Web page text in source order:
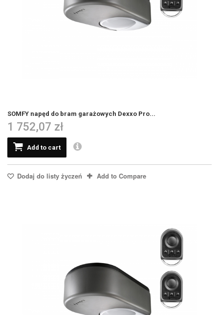
SOMFY napęd do bram garażowych Dexxo Pro...
1 752,07 zł
Add to cart
Dodaj do listy życzeń Add to Compare